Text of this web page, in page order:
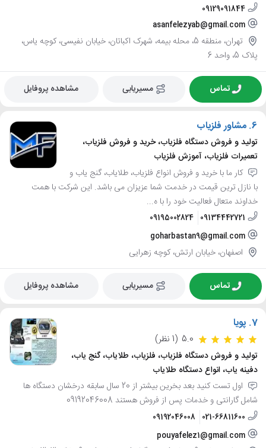
09129091844
asanfelezyab@gmail.com
تهران، منطقه 5، محله بیمه، شهرک اکباتان، خیابان نفیسی، کوچه یاس،
پلاک 5، واحد 6
تماس مسیریابی مشاهده پروفایل
6. مشاور فلزیاب
تولید و فروش دستگاه فلزیاب، خرید و فروش فلزیاب،
تعمیرات فلزیاب، آموزش فلزیاب
کار ما با خرید و فروش انواع فلزیاب، طلایاب، گنج یاب و
با نازل ترین قیمت در خدمت شما عزیزان می باشد. این شرکت با همت
خداوند متعال فعالیت خود را با ه...
09134442721
09195002824
goharbastan9@gmail.com
اصفهان، خیابان ارتش، کوچه زهرایی
تماس مسیریابی مشاهده پروفایل
7. پویا
5.0 (1 نظر)
تولید و فروش دستگاه فلزیاب، فلزیاب، طلایاب، گنج یاب،
دفینه یاب، انواع دستگاه طلایاب
اول تست کنید بعد بخرین بیشتر از 20 سال سابقه درخشان دستگاه ها
شامل گارانتی و خدمات پس از فروش هستند 09192046008
021-66811600
09192046008
pouyafelez1@gmail.com